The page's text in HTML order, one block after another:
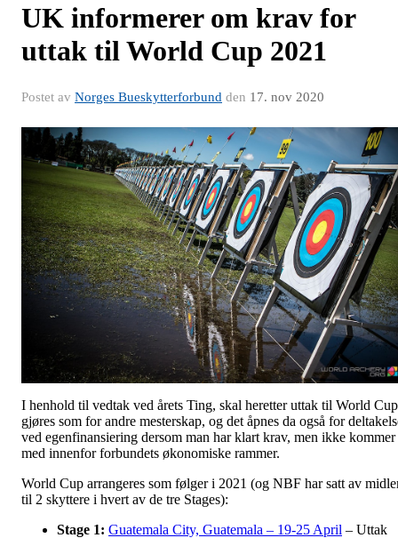
UK informerer om krav for
uttak til World Cup 2021
Postet av Norges Bueskytterforbund den 17. nov 2020
I henhold til vedtak ved årets Ting, skal heretter uttak til World Cup
gjøres som for andre mesterskap, og det åpnes da også for
ved egenfinansiering dersom man har klart krav, men ikke kommer
med innenfor forbundets økonomiske rammer.
World Cup arrangeres som følger i 2021 (og NBF har satt av
til 2 skyttere i hvert av de tre Stages):
Stage 1: Guatemala City, Guatemala – 19-25 April – Uttak